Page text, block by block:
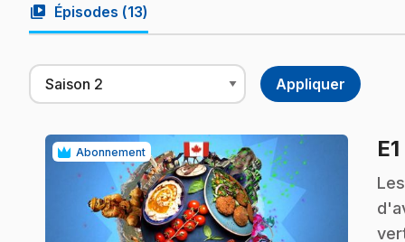
video_library Épisodes (13)
Abonnement E1
.